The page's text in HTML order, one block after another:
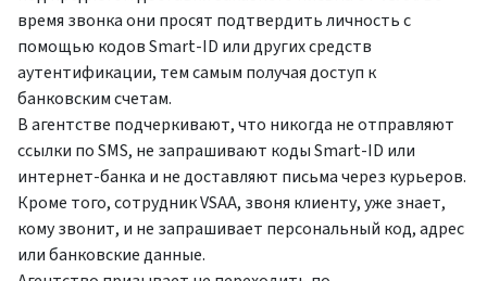
время звонка они просят подтвердить личность с
помощью кодов Smart-ID или других средств
аутентификации, тем самым получая доступ к
банковским счетам.
В агентстве подчеркивают, что никогда не отправляют
ссылки по SMS, не запрашивают коды Smart-ID или
интернет-банка и не доставляют письма через курьеров.
Кроме того, сотрудник VSAA, звоня клиенту, уже знает,
кому звонит, и не запрашивает персональный код, адрес
или банковские данные.